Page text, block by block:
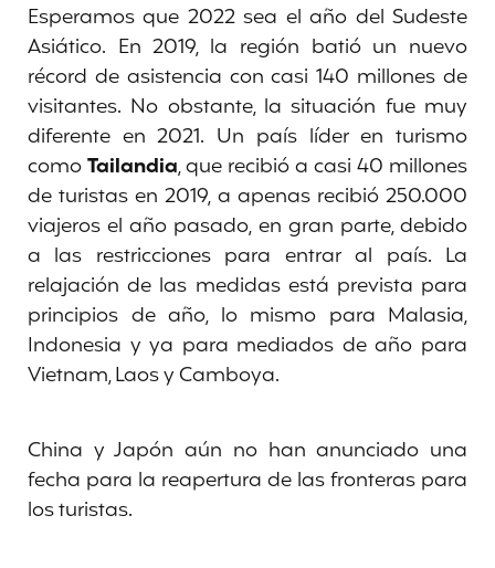
Esperamos que 2022 sea el año del Sudeste
Asiático. En 2019, la región batió un nuevo
récord de asistencia con casi 140 millones de
visitantes. No obstante, la situación fue muy
diferente en 2021. Un país líder en turismo
comoTailandia, que recibió a casi 40 millones
de turistas en 2019, a apenas recibió 250.000
viajeros el año pasado, en gran parte, debido
a las restricciones para entrar al país. La
relajación de las medidas está prevista para
principios de año, lo mismo para Malasia,
Indonesia y ya para mediados de año para
Vietnam, Laos y Camboya.
China y Japón aún no han anunciado una
fecha para la reapertura de las fronteras para
los turistas.